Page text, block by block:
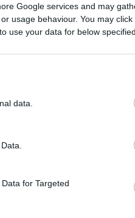
Google services and may
usage behaviour. You may
use your data for below
data.
for Targeted
πέντε
δεκαετία.
ως εξής: